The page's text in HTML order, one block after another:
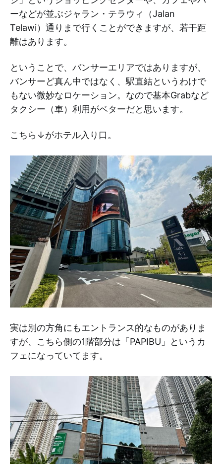
ーなどが並ぶジャラン・テラウィ（Jalan
Telawi）通りまで行くことができますが、若干距
離はあります。
ということで、バンサーエリアではありますが、
バンサーど真ん中ではなく、駅直結というわけで
もない微妙なロケーション。なので基本Grabなど
タクシー（車）利用がベターだと思います。
こちら↓がホテル入り口。
実は別の方角にもエントランス的なものがありま
すが、こちら側の1階部分は「PAPIBU」というカ
フェになっていてます。